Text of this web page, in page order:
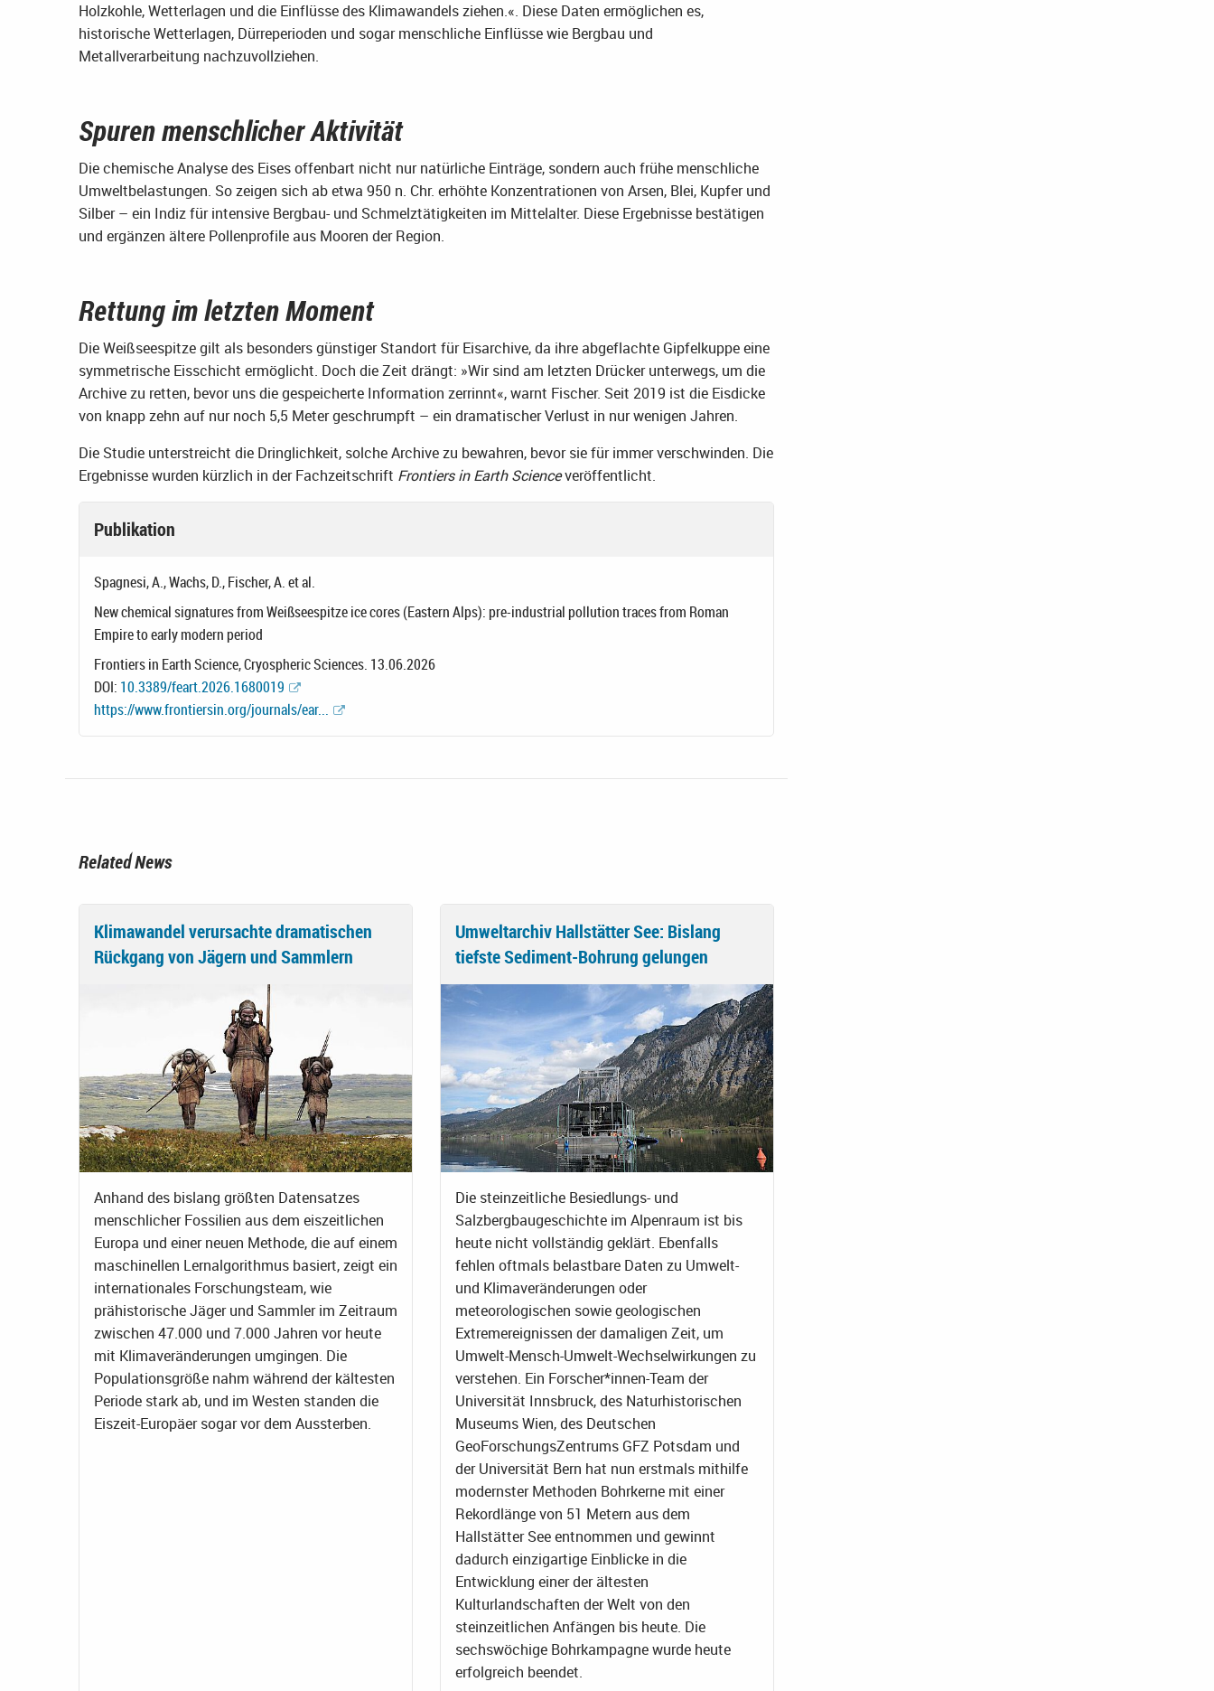
Holzkohle, Wetterlagen und die Einflüsse des Klimawandels ziehen.«. Diese Daten ermöglichen es,
historische Wetterlagen, Dürreperioden und sogar menschliche Einflüsse wie Bergbau und
Metallverarbeitung nachzuvollziehen.
Spuren menschlicher Aktivität
Die chemische Analyse des Eises offenbart nicht nur natürliche Einträge, sondern auch frühe menschliche
Umweltbelastungen. So zeigen sich ab etwa 950 n. Chr. erhöhte Konzentrationen von Arsen, Blei, Kupfer und
Silber – ein Indiz für intensive Bergbau- und Schmelztätigkeiten im Mittelalter. Diese Ergebnisse bestätigen
und ergänzen ältere Pollenprofile aus Mooren der Region.
Rettung im letzten Moment
Die Weißseespitze gilt als besonders günstiger Standort für Eisarchive, da ihre abgeflachte Gipfelkuppe eine
symmetrische Eisschicht ermöglicht. Doch die Zeit drängt: »Wir sind am letzten Drücker unterwegs, um die
Archive zu retten, bevor uns die gespeicherte Information zerrinnt«, warnt Fischer. Seit 2019 ist die Eisdicke
von knapp zehn auf nur noch 5,5 Meter geschrumpft – ein dramatischer Verlust in nur wenigen Jahren.
Die Studie unterstreicht die Dringlichkeit, solche Archive zu bewahren, bevor sie für immer verschwinden. Die
Ergebnisse wurden kürzlich in der Fachzeitschrift Frontiers in Earth Scienceveröffentlicht.
Publikation
Spagnesi, A., Wachs, D., Fischer, A. et al.
New chemical signatures from Weißseespitze ice cores (Eastern Alps): pre-industrial pollution traces from Roman
Empire to early modern period
Frontiers in Earth Science, Cryospheric Sciences. 13.06.2026
DOI: 10.3389/feart.2026.1680019
https://www.frontiersin.org/journals/ear...
Related News
Klimawandel verursachte dramatischen
Rückgang von Jägern und Sammlern
Anhand des bislang größten Datensatzes
menschlicher Fossilien aus dem eiszeitlichen
Europa und einer neuen Methode, die auf einem
maschinellen Lernalgorithmus basiert, zeigt ein
internationales Forschungsteam, wie
prähistorische Jäger und Sammler im Zeitraum
zwischen 47.000 und 7.000 Jahren vor heute
mit Klimaveränderungen umgingen. Die
Populationsgröße nahm während der kältesten
Periode stark ab, und im Westen standen die
Eiszeit-Europäer sogar vor dem Aussterben.
Umweltarchiv Hallstätter See: Bislang
tiefste Sediment-Bohrung gelungen
Die steinzeitliche Besiedlungs- und
Salzbergbaugeschichte im Alpenraum ist bis
heute nicht vollständig geklärt. Ebenfalls
fehlen oftmals belastbare Daten zu Umwelt-
und Klimaveränderungen oder
meteorologischen sowie geologischen
Extremereignissen der damaligen Zeit, um
Umwelt-Mensch-Umwelt-Wechselwirkungen zu
verstehen. Ein Forscher*innen-Team der
Universität Innsbruck, des Naturhistorischen
Museums Wien, des Deutschen
GeoForschungsZentrums GFZ Potsdam und
der Universität Bern hat nun erstmals mithilfe
modernster Methoden Bohrkerne mit einer
Rekordlänge von 51 Metern aus dem
Hallstätter See entnommen und gewinnt
dadurch einzigartige Einblicke in die
Entwicklung einer der ältesten
Kulturlandschaften der Welt von den
steinzeitlichen Anfängen bis heute. Die
sechswöchige Bohrkampagne wurde heute
erfolgreich beendet.